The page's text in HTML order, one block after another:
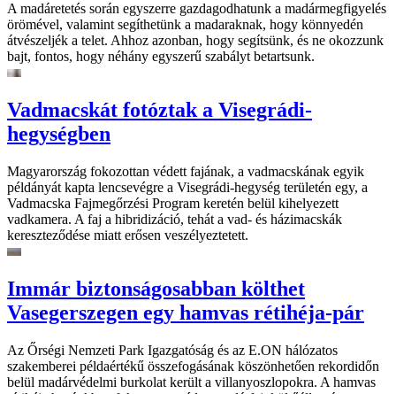
A madáretetés során egyszerre gazdagodhatunk a madármegfigyelés
örömével, valamint segíthetünk a madaraknak, hogy könnyedén
átvészeljék a telet. Ahhoz azonban, hogy segítsünk, és ne okozzunk
bajt, fontos, hogy néhány egyszerű szabályt betartsunk.
Vadmacskát fotóztak a Visegrádi-
hegységben
Magyarország fokozottan védett fajának, a vadmacskának egyik
példányát kapta lencsevégre a Visegrádi-hegység területén egy, a
Vadmacska Fajmegőrzési Program keretén belül kihelyezett
vadkamera. A faj a hibridizáció, tehát a vad- és házimacskák
kereszteződése miatt erősen veszélyeztetett.
Immár biztonságosabban költhet
Vasegerszegen egy hamvas rétihéja-pár
Az Őrségi Nemzeti Park Igazgatóság és az E.ON hálózatos
szakemberei példaértékű összefogásának köszönhetően rekordidőn
belül madárvédelmi burkolat került a villanyoszlopokra. A hamvas